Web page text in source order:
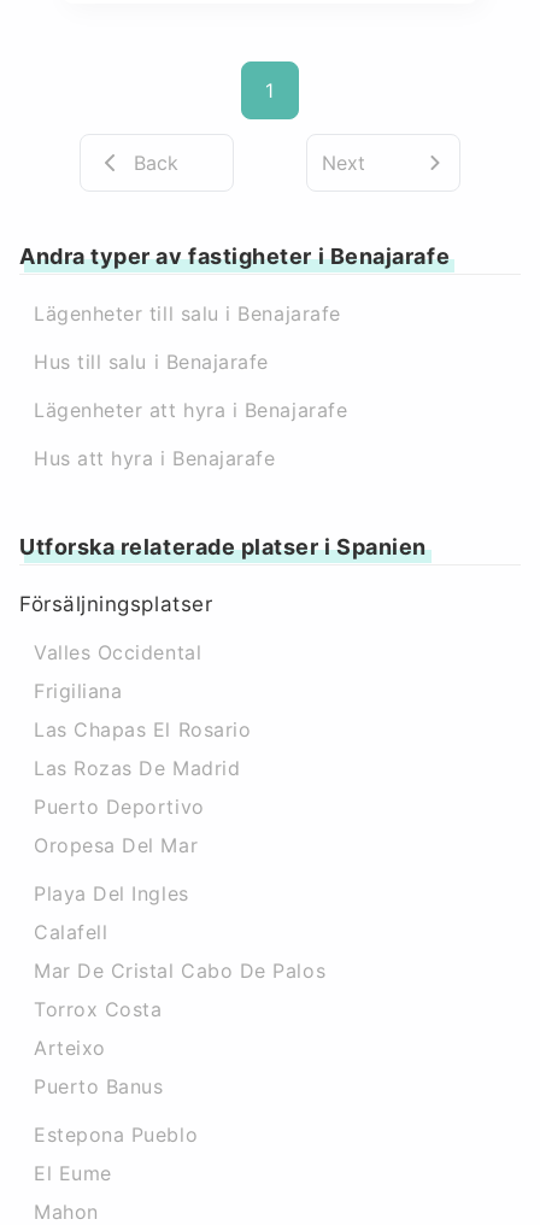
1
Back Next
Andra typer av fastigheter i Benajarafe
Lägenheter till salu i Benajarafe
Hus till salu i Benajarafe
Lägenheter att hyra i Benajarafe
Hus att hyra i Benajarafe
Utforska relaterade platser i Spanien
Försäljningsplatser
Valles Occidental
Frigiliana
Las Chapas El Rosario
Las Rozas De Madrid
Puerto Deportivo
Oropesa Del Mar
Playa Del Ingles
Calafell
Mar De Cristal Cabo De Palos
Torrox Costa
Arteixo
Puerto Banus
Estepona Pueblo
El Eume
Mahon